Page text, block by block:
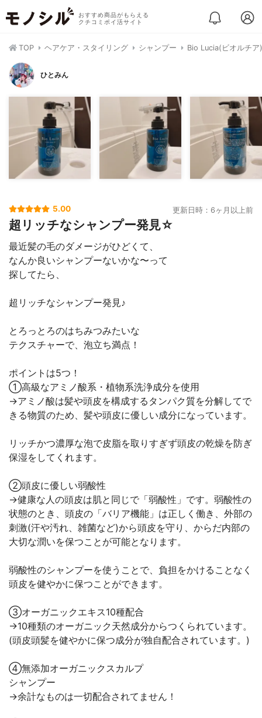
おすすめ商品がもらえる
クチコミポイ活サイト
TOP ヘアケア・スタイリング シャンプー Bio Lucia(ビオルチ
ひとみん
5.00 更新日時：6ヶ月以上前
超リッチなシャンプー発見☆
最近髪の毛のダメージがひどくて、
なんか良いシャンプーないかな〜って
探してたら、
超リッチなシャンプー発見♪
とろっとろのはちみつみたいな
テクスチャーで、泡立ち満点！
ポイントは5つ！
①高級なアミノ酸系・植物系洗浄成分を使用
→アミノ酸は髪や頭皮を構成するタンパク質を分解してで
きる物質のため、髪や頭皮に優しい成分になっています。
リッチかつ濃厚な泡で皮脂を取りすぎず頭皮の乾燥を防ぎ
保湿をしてくれます。
②頭皮に優しい弱酸性
→健康な人の頭皮は肌と同じで「弱酸性」です。弱酸性の
状態のとき、頭皮の「バリア機能」は正しく働き、外部の
刺激(汗や汚れ、雑菌など)から頭皮を守り、からだ内部の
大切な潤いを保つことが可能となります。
弱酸性のシャンプーを使うことで、負担をかけることなく
頭皮を健やかに保つことができます。
③オーガニックエキス10種配合
→10種類のオーガニック天然成分からつくられています。
(頭皮頭髪を健やかに保つ成分が独自配合されています。)
④無添加オーガニックスカルプ
シャンプー
→余計なものは一切配合されてません！